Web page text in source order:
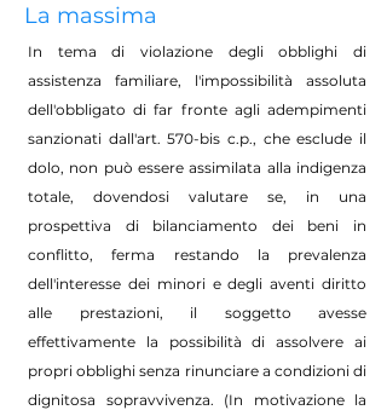
La massima
In tema di violazione degli obblighi di
assistenza familiare, l'impossibilità assoluta
dell'obbligato di far fronte agli adempimenti
sanzionati dall'art. 570-bis c.p., che esclude il
dolo, non può essere assimilata alla indigenza
totale, dovendosi valutare se, in una
prospettiva di bilanciamento dei beni in
conflitto, ferma restando la prevalenza
dell'interesse dei minori e degli aventi diritto
alle prestazioni, il soggetto avesse
effettivamente la possibilità di assolvere ai
propri obblighi senza rinunciare a condizioni di
dignitosa sopravvivenza. (In motivazione la